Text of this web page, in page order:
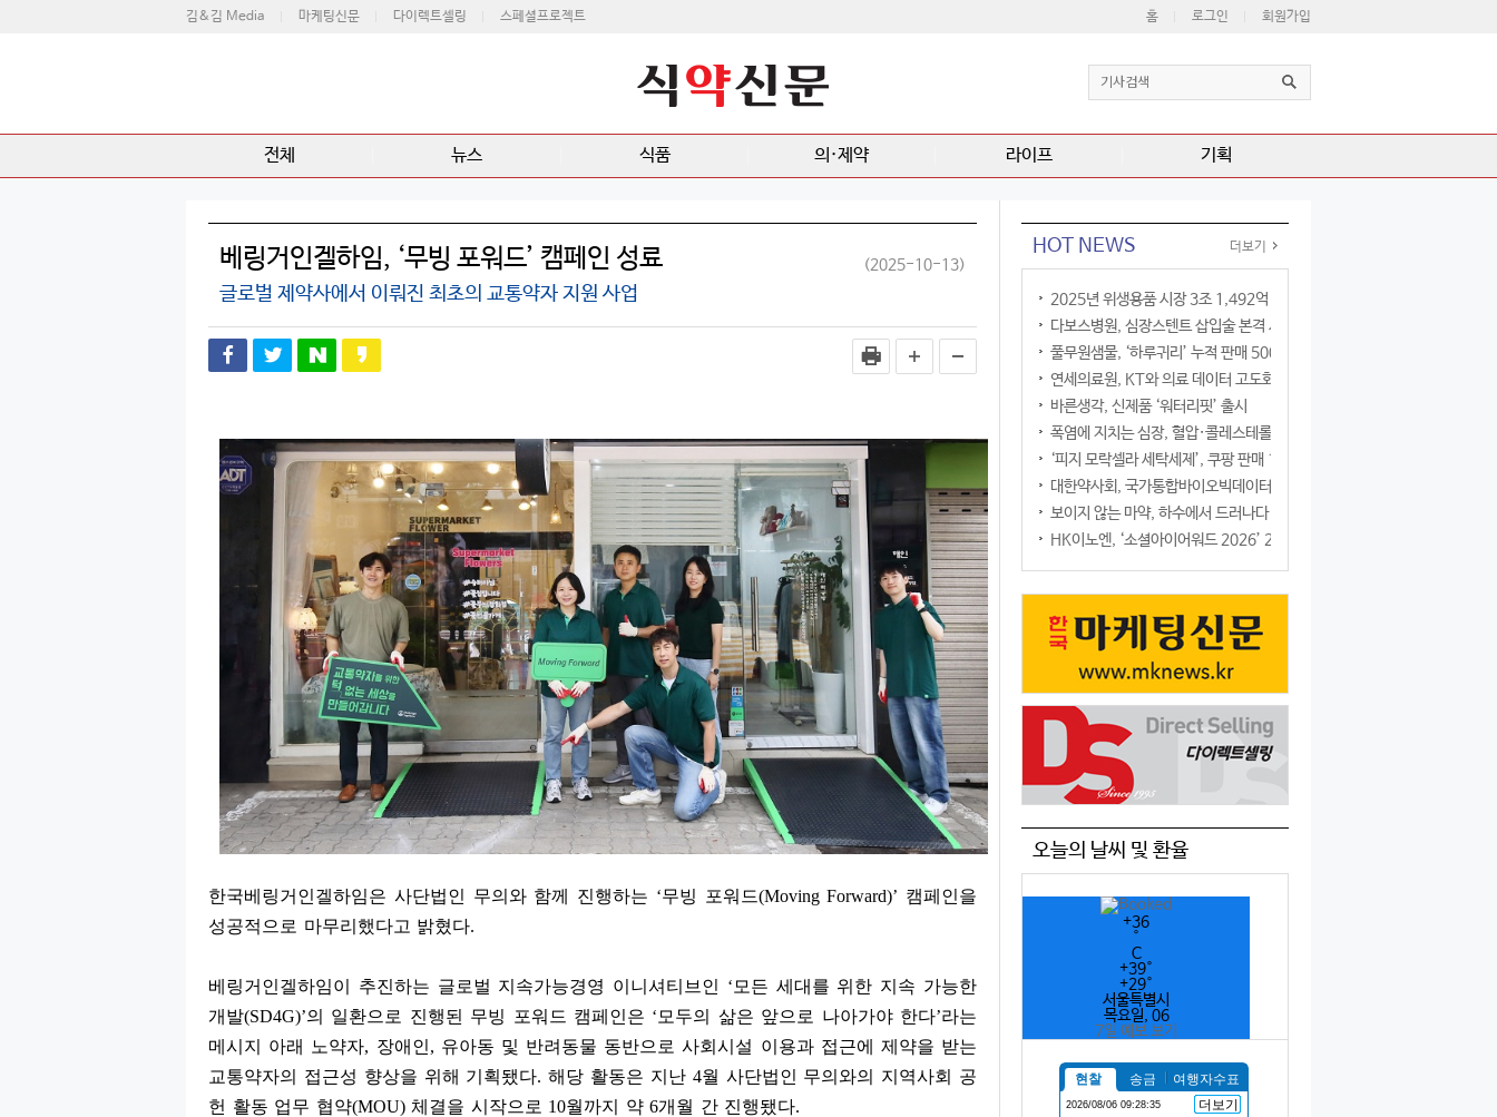
김&김 Media 마케팅신문 다이렉트셀링 스페셜프로젝트 홈 로그인 회원가입
전체 뉴스 식품 의·제약 라이프 기획
베링거인겔하임, ‘무빙 포워드’ 캠페인 성료 (2025-10-13)
글로벌 제약사에서 이뤄진 최초의 교통약자 지원 사업
한국베링거인겔하임은 사단법인 무의와 함께 진행하는 ‘무빙 포워드(Moving Forward)’ 캠페인을
성공적으로 마무리했다고 밝혔다.
베링거인겔하임이 추진하는 글로벌 지속가능경영 이니셔티브인 ‘ 모든 세대를 위한 지속 가능한
개발(SD4G)’의 일환으로 진행된 무빙 포워드 캠페인은 ‘ 모두의 삶은 앞으로 나아가야 한다’라는
메시지 아래 노약자, 장애인, 유아동 및 반려동물 동반으로 사회시설 이용과 접근에 제약을 받는
교통약자의 접근성 향상을 위해 기획됐다.해당 활동은 지난 4월 사단법인 무의와의 지역사회 공
헌 활동 업무 협약(MOU) 체결을 시작으로 10월까지 약 6개월 간 진행됐다.
HOT NEWS 더보기
2025년 위생용품 시장 3조 1,492억 원
다보스병원, 심장스텐트 삽입술 본격 시행
풀무원샘물, ‘하루귀리’ 누적 판매 500만 병 돌파
연세의료원, KT와 의료 데이터 고도화 협력
바른생각, 신제품 ‘워터리핏’ 출시
폭염에 지치는 심장, 혈압·콜레스테롤만 챙기면 될까?
‘피지 모락셀라 세탁세제’, 쿠팡 판매 1위 등극
대한약사회, 국가통합바이오빅데이터구축사업단과 업무협약 체결
보이지 않는 마약, 하수에서 드러나다
HK이노엔, ‘소셜아이어워드 2026’ 2관왕
오늘의 날씨 및 환율
+36
°
C
+39°
+29°
서울특별시
목요일, 06
7일 예보 보기